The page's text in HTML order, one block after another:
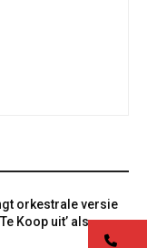
orkestrale versie
Koop uit’ als